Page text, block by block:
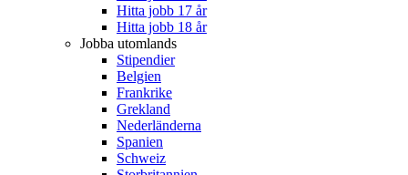
Hitta jobb 17 år
Hitta jobb 18 år
Jobba utomlands
Stipendier
Belgien
Frankrike
Grekland
Nederländerna
Spanien
Schweiz